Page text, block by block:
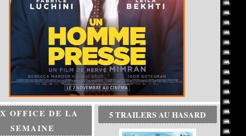
OFFICE DE LA
SEMAINE
5 TRAILERS AU HASARD